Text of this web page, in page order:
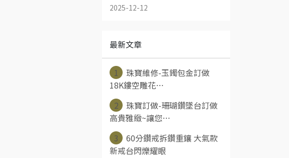
2025-12-12
最新文章
1
珠寶維修-玉鐲包金訂做
18K鏤空雕花⋯
2
珠寶訂做-珊瑚鑽墜台訂做
高貴雅緻~讓您⋯
3
60分鑽戒拆鑽重鑲 大氣款
新戒台閃爍耀眼